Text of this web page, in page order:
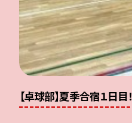
【卓球部】夏季合宿１日目！